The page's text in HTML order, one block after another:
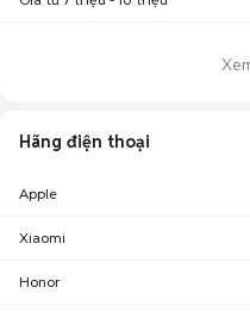
Hãng điện thoại
Apple
Xiaomi
Honor